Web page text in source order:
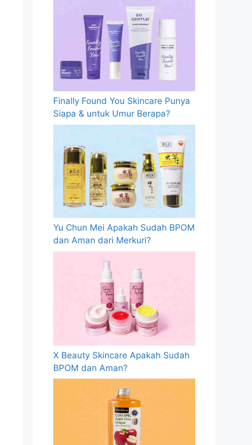
Finally Found You Skincare Punya
Siapa & untuk Umur Berapa?
Yu Chun Mei Apakah Sudah BPOM
dan Aman dari Merkuri?
X Beauty Skincare Apakah Sudah
BPOM dan Aman?